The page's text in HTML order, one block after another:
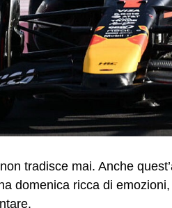
tradisce mai. Anche
domenica ricca di